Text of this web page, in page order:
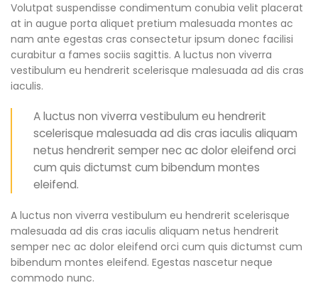
Volutpat suspendisse condimentum conubia velit placerat
at in augue porta aliquet pretium malesuada montes ac
nam ante egestas cras consectetur ipsum donec facilisi
curabitur a fames sociis sagittis. A luctus non viverra
vestibulum eu hendrerit scelerisque malesuada ad dis cras
iaculis.
A luctus non viverra vestibulum eu hendrerit
scelerisque malesuada ad dis cras iaculis aliquam
netus hendrerit semper nec ac dolor eleifend orci
cum quis dictumst cum bibendum montes
eleifend.
A luctus non viverra vestibulum eu hendrerit scelerisque
malesuada ad dis cras iaculis aliquam netus hendrerit
semper nec ac dolor eleifend orci cum quis dictumst cum
bibendum montes eleifend. Egestas nascetur neque
commodo nunc.